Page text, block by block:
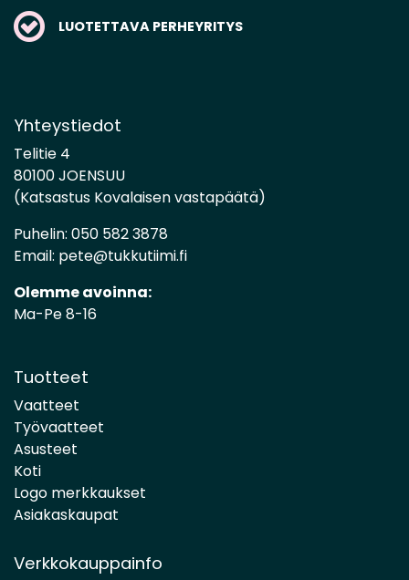
LUOTETTAVA PERHEYRITYS
Yhteystiedot
Telitie 4
80100 JOENSUU
(Katsastus Kovalaisen vastapäätä)
Puhelin: 050 582 3878
Email: pete@tukkutiimi.fi
Olemme avoinna:
Ma-Pe 8-16
Tuotteet
Vaatteet
Työvaatteet
Asusteet
Koti
Logo merkkaukset
Asiakaskaupat
Verkkokauppainfo